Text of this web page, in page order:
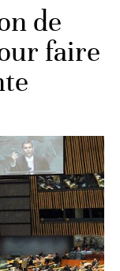
de
faire